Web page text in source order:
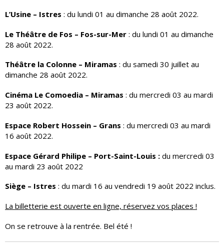
L’Usine – Istres : du lundi 01 au dimanche 28 août 2022.
Le Théâtre de Fos – Fos-sur-Mer : du lundi 01 au dimanche
28 août 2022.
Théâtre la Colonne – Miramas : du samedi 30 juillet au
dimanche 28 août 2022.
Cinéma Le Comoedia – Miramas : du mercredi 03 au mardi
23 août 2022.
Espace Robert Hossein – Grans : du mercredi 03 au mardi
16 août 2022.
Espace Gérard Philipe – Port-Saint-Louis : du mercredi 03
au mardi 23 août 2022
Siège – Istres : du mardi 16 au vendredi 19 août 2022 inclus.
La billetterie est ouverte en ligne, réservez vos places !
On se retrouve à la rentrée. Bel été !